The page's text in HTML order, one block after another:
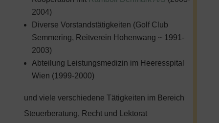
2004)
Diverse Vorstandstätigkeiten (Golf Club
Semmering, Reitverein Hohenwang ~ 1991-
2003)
Abteilung Leistungsmedizin im Heeresspital
Wien (1999-2000)
und viele verschiedene Tätigkeiten im Bereich
Steuerberatung, Recht und Lektorat